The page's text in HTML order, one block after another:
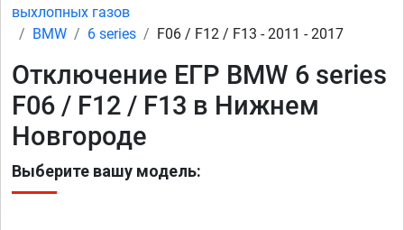
выхлопных газов
BMW
6 series F06 / F12 / F13 - 2011 - 2017
Отключение ЕГР BMW 6 series
F06 / F12 / F13 в Нижнем
Новгороде
Выберите вашу модель: